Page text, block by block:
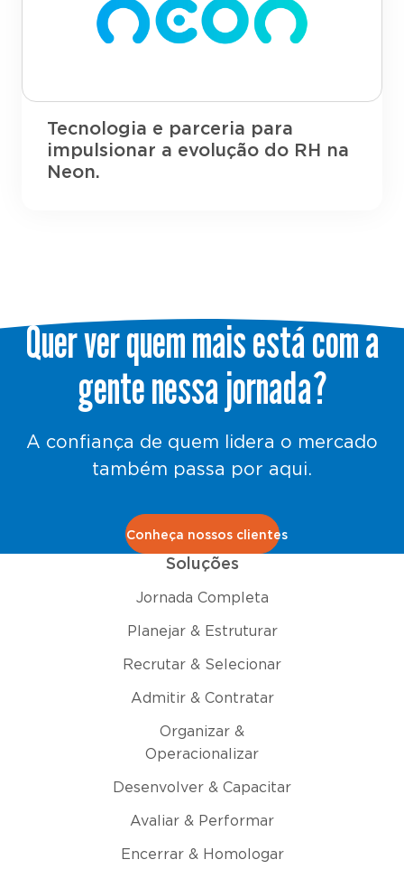
Tecnologia e parceria para
impulsionar a evolução do RH na
Neon.
Quer ver quem mais está com a
gente nessa jornada?
A confiança de quem lidera o mercado
também passa por aqui.
Conheça nossos clientes
Soluções
Jornada Completa
Planejar & Estruturar
Recrutar & Selecionar
Admitir & Contratar
Organizar &
Operacionalizar
Desenvolver & Capacitar
Avaliar & Performar
Encerrar & Homologar